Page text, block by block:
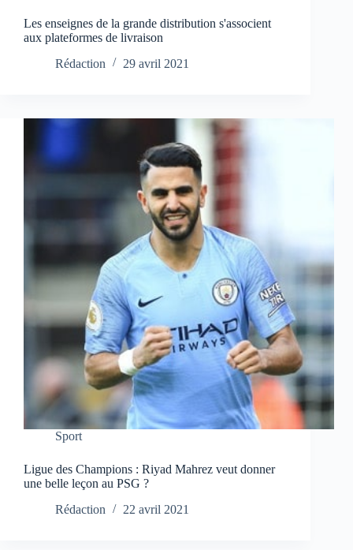
Les enseignes de la grande distribution s'associent
aux plateformes de livraison
Rédaction
29 avril 2021
Sport
Ligue des Champions : Riyad Mahrez veut donner
une belle leçon au PSG ?
Rédaction
22 avril 2021